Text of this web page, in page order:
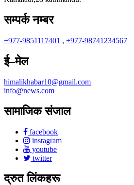
सम्पर्क नम्बर
+977-9851117401 , +977-98741234567
ई–मेल
himalikhabar10@gmail.com
info@news.com
सामाजिक संजाल
facebook
instagram
youtube
twitter
द्रुत लिंकहरू